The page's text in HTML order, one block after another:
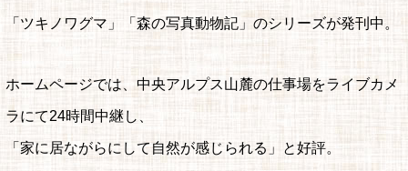
「ツキノワグマ」「森の写真動物記」のシリーズが発刊中。
ホームページでは、中央アルプス山麓の仕事場をライブカメ
ラにて24時間中継し、
「家に居ながらにして自然が感じられる」と好評。